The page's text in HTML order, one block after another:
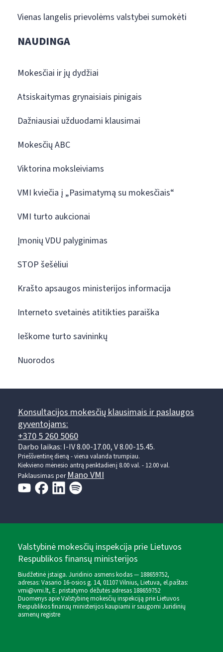
Vienas langelis prievolėms valstybei sumokėti
NAUDINGA
Mokesčiai ir jų dydžiai
Atsiskaitymas grynaisiais pinigais
Dažniausiai užduodami klausimai
Mokesčių ABC
Viktorina moksleiviams
VMI kviečia į „Pasimatymą su mokesčiais“
VMI turto aukcionai
Įmonių VDU palyginimas
STOP šešėliui
Krašto apsaugos ministerijos informacija
Interneto svetainės atitikties paraiška
Ieškome turto savininkų
Nuorodos
Konsultacijos mokesčių klausimais ir paslaugos
gyventojams:
+370 5 260 5060
Darbo laikas: I-IV 8.00-17.00, V 8.00-15.45.
Prieššventinę dieną - viena valanda trumpiau.
Kiekvieno mėnesio antrą penktadienį 8.00 val. - 12.00 val.
Paklausimas perMano VMI
Valstybinė mokesčių inspekcija prie Lietuvos
Respublikos finansų ministerijos
Biudžetinė įstaiga. Juridinio asmens kodas — 188659752,
adresas: Vasario 16-osios g. 14, 01107 Vilnius, Lietuva, el.paštas:
vmi@vmi.lt, E. pristatymo dėžutės adresas 188659752
Duomenys apie Valstybinę mokesčių inspekciją prie Lietuvos
Respublikos finansų ministerijos kaupiami ir saugomi Juridinių
asmenų registre